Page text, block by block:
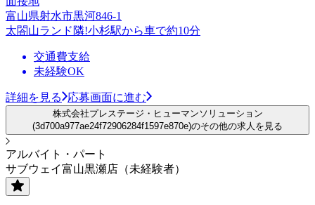
富山県射水市黒河846-1
太閤山ランド隣!小杉駅から車で約10分
交通費支給
未経験OK
詳細を見る 応募画面に進む
株式会社プレステージ・ヒューマンソリューション
(3d700a977ae24f72906284f1597e870e)のその他の求人を見る
アルバイト・パート
サブウェイ富山黒瀬店（未経験者）